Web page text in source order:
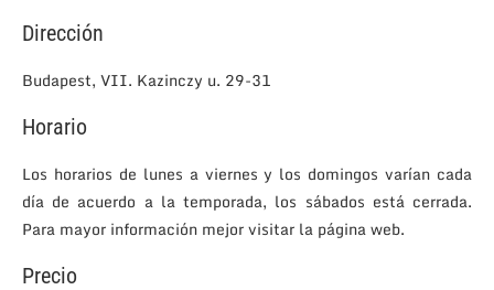
Dirección
Budapest, VII. Kazinczy u. 29-31
Horario
Los horarios de lunes a viernes y los domingos varían cada
día de acuerdo a la temporada, los sábados está cerrada.
Para mayor información mejor visitar la página web.
Precio